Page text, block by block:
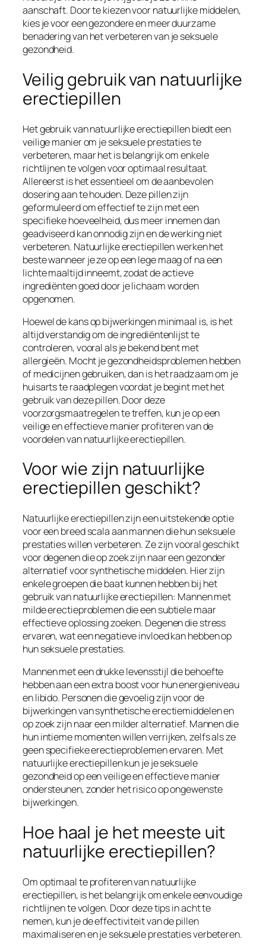
aanschaft. Door te kiezen voor natuurlijke middelen,
kies je voor een gezondere en meer duurzame
benadering van het verbeteren van je seksuele
gezondheid.
Veilig gebruik van natuurlijke
erectiepillen
Het gebruik van natuurlijke erectiepillen biedt een
veilige manier om je seksuele prestaties te
verbeteren, maar het is belangrijk om enkele
richtlijnen te volgen voor optimaal resultaat.
Allereerst is het essentieel om de aanbevolen
dosering aan te houden. Deze pillen zijn
geformuleerd om effectief te zijn met een
specifieke hoeveelheid, dus meer innemen dan
geadviseerd kan onnodig zijn en de werking niet
verbeteren. Natuurlijke erectiepillen werken het
beste wanneer je ze op een lege maag of na een
lichte maaltijd inneemt, zodat de actieve
ingrediënten goed door je lichaam worden
opgenomen.
Hoewel de kans op bijwerkingen minimaal is, is het
altijd verstandig om de ingrediëntenlijst te
controleren, vooral als je bekend bent met
allergieën. Mocht je gezondheidsproblemen hebben
of medicijnen gebruiken, dan is het raadzaam om je
huisarts te raadplegen voordat je begint met het
gebruik van deze pillen. Door deze
voorzorgsmaatregelen te treffen, kun je op een
veilige en effectieve manier profiteren van de
voordelen van natuurlijke erectiepillen.
Voor wie zijn natuurlijke
erectiepillen geschikt?
Natuurlijke erectiepillen zijn een uitstekende optie
voor een breed scala aan mannen die hun seksuele
prestaties willen verbeteren. Ze zijn vooral geschikt
voor degenen die op zoek zijn naar een gezonder
alternatief voor synthetische middelen. Hier zijn
enkele groepen die baat kunnen hebben bij het
gebruik van natuurlijke erectiepillen: Mannen met
milde erectieproblemen die een subtiele maar
effectieve oplossing zoeken. Degenen die stress
ervaren, wat een negatieve invloed kan hebben op
hun seksuele prestaties.
Mannen met een drukke levensstijl die behoefte
hebben aan een extra boost voor hun energieniveau
en libido. Personen die gevoelig zijn voor de
bijwerkingen van synthetische erectiemiddelen en
op zoek zijn naar een milder alternatief. Mannen die
hun intieme momenten willen verrijken, zelfs als ze
geen specifieke erectieproblemen ervaren. Met
natuurlijke erectiepillen kun je je seksuele
gezondheid op een veilige en effectieve manier
ondersteunen, zonder het risico op ongewenste
bijwerkingen.
Hoe haal je het meeste uit
natuurlijke erectiepillen?
Om optimaal te profiteren van natuurlijke
erectiepillen, is het belangrijk om enkele eenvoudige
richtlijnen te volgen. Door deze tips in acht te
nemen, kun je de effectiviteit van de pillen
maximaliseren en je seksuele prestaties verbeteren.